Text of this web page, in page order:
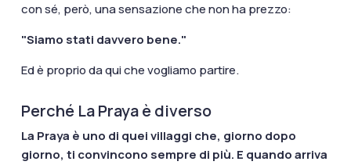
con sé, però, una sensazione che non ha prezzo:
"Siamo stati davvero bene."
Ed è proprio da qui che vogliamo partire.
Perché La Praya è diverso
La Praya è uno di quei villaggi che, giorno dopo
giorno, ti convincono sempre di più. E quando arriva